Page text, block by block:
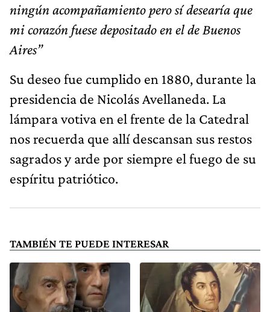
ningún acompañamiento pero sí desearía que
mi corazón fuese depositado en el de Buenos
Aires”
Su deseo fue cumplido en 1880, durante la
presidencia de Nicolás Avellaneda. La
lámpara votiva en el frente de la Catedral
nos recuerda que allí descansan sus restos
sagrados y arde por siempre el fuego de su
espíritu patriótico.
TAMBIÉN TE PUEDE INTERESAR